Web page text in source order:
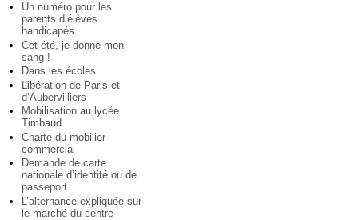
Un numéro pour les
parents d’élèves
handicapés.
Cet été, je donne mon
sang !
Dans les écoles
Libération de Paris et
d’Aubervilliers
Mobilisation au lycée
Timbaud
Charte du mobilier
commercial
Demande de carte
nationale d’identité ou de
passeport
L’alternance expliquée sur
le marché du centre